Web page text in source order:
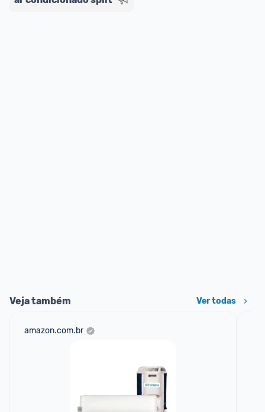
Veja também Ver todas
amazon.com.br